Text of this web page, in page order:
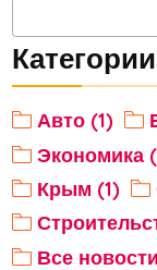
Категории
Авто (1)
Экономика
Крым (1)
Все